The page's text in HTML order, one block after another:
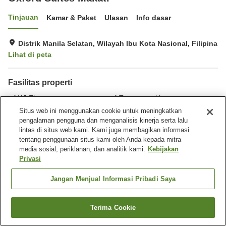
Tinjauan Kamar & Paket Ulasan Info dasar
Distrik Manila Selatan, Wilayah Ibu Kota Nasional, Filipina
Lihat di peta
Fasilitas properti
Wi-Fi
Tempat parkir
Spa / Salon kecantikan
Gym / Klub kebugaran
Beranda Filipina
Wilayah Ibu Kota Nasional
Distrik Manila Selatan
Oxford Suites Makati
Cari kamar
Situs web ini menggunakan cookie untuk meningkatkan
pengalaman pengguna dan menganalisis kinerja serta lalu
lintas di situs web kami. Kami juga membagikan informasi
tentang penggunaan situs kami oleh Anda kepada mitra
media sosial, periklanan, dan analitik kami. Kebijakan
Privasi
Jangan Menjual Informasi Pribadi Saya
Terima Cookie